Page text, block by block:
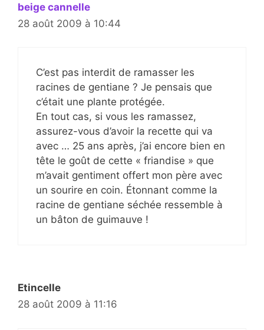
beige cannelle
28 août 2009 à 10:44
C’est pas interdit de ramasser les
racines de gentiane ? Je pensais que
c’était une plante protégée.
En tout cas, si vous les ramassez,
assurez-vous d’avoir la recette qui va
avec … 25 ans après, j’ai encore bien en
tête le goût de cette « friandise » que
m’avait gentiment offert mon père avec
un sourire en coin. Étonnant comme la
racine de gentiane séchée ressemble à
un bâton de guimauve !
Etincelle
28 août 2009 à 11:16